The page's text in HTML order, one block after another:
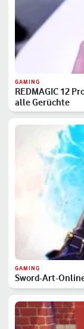
GAMING
REDMAGIC 12
alle Gerüchte
GAMING
Sword-Art-